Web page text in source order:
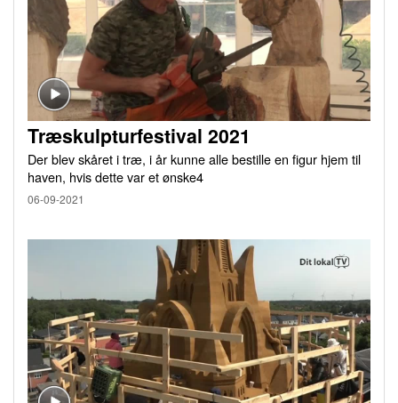
Træskulpturfestival 2021
Der blev skåret i træ, i år kunne alle bestille en figur hjem til
haven, hvis dette var et ønske4
06-09-2021